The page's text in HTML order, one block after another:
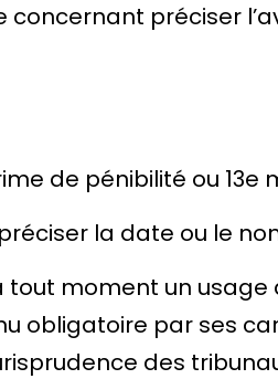
concernant préciser
de pénibilité ou 13e
préciser la date ou le
moment un usage
obligatoire par ses
des